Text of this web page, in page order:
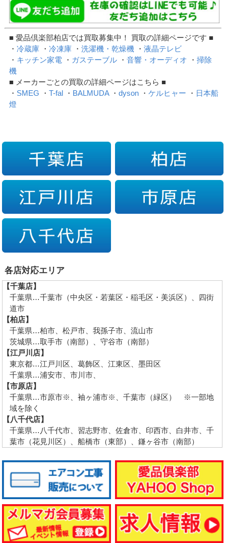
■ 愛品倶楽部柏店では買取募集中！ 買取の詳細ページです ■
・冷蔵庫 ・冷凍庫 ・洗濯機・乾燥機 ・液晶テレビ
・ キッチン家電 ・ ガステーブル ・音響・オーディオ ・掃除
機
■ メーカーごとの買取の詳細ページはこちら ■
・ SMEG ・T-fal ・ BALMUDA・dyson ・ケルヒャー ・ 日本船
燈
各店対応エリア
【千葉店】
千葉県…千葉市（中央区・若葉区・稲毛区・美浜区）、四街
道市
【柏店】
千葉県…柏市、松戸市、我孫子市、流山市
茨城県…取手市（南部）、守谷市（南部）
【江戸川店】
東京都…江戸川区、葛飾区、江東区、墨田区
千葉県…浦安市、市川市、
【市原店】
千葉県…市原市※、袖ヶ浦市※、千葉市（緑区） ※一部地
域を除く
【八千代店】
千葉県…八千代市、習志野市、佐倉市、印西市、白井市、千
葉市（花見川区）、船橋市（東部）、鎌ヶ谷市（南部）